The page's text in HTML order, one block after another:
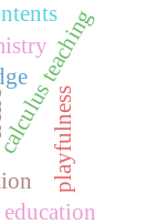
teaching
playfulness